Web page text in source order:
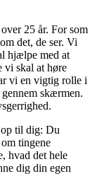
25 år. For som
det, de ser. Vi
hjælpe med at
vi skal at høre
vi en vigtig rolle i
skærmen.
til dig: Du
tingene
hvad det hele
dig din egen